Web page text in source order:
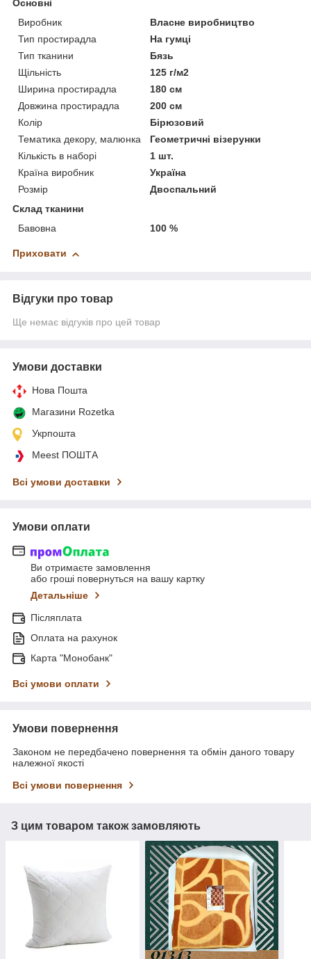
Основні
Виробник
Власне виробництво
Тип простирадла
На гумці
Тип тканини
Бязь
Щільність
125 г/м2
Ширина простирадла
180 см
Довжина простирадла
200 см
Колір
Бірюзовий
Тематика декору, малюнка
Геометричні візерунки
Кількість в наборі
1 шт.
Країна виробник
Україна
Розмір
Двоспальний
Склад тканини
Бавовна
100 %
Приховати
Відгуки про товар
Ще немає відгуків про цей товар
Умови доставки
Нова Пошта
Магазини Rozetka
Укрпошта
Meest ПОШТА
Всі умови доставки
Умови оплати
Ви отримаєте замовлення
або гроші повернуться на вашу картку
Детальніше
Післяплата
Оплата на рахунок
Карта "Монобанк"
Всі умови оплати
Умови повернення
Законом не передбачено повернення та обмін даного товару
належної якості
Всі умови повернення
З цим товаром також замовляють